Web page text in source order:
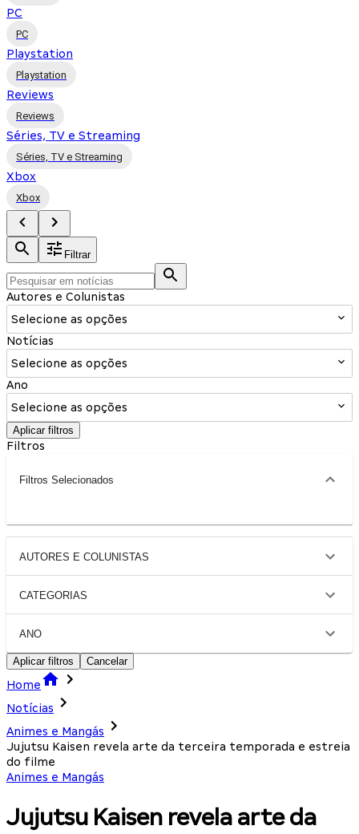
PC
PC
Playstation
Playstation
Reviews
Reviews
Séries, TV e Streaming
Séries, TV e Streaming
Xbox
Xbox
Filtrar
Autores e Colunistas
Selecione as opções
Notícias
Selecione as opções
Ano
Selecione as opções
Aplicar filtros
Filtros
Filtros Selecionados
AUTORES E COLUNISTAS
CATEGORIAS
ANO
Aplicar filtros Cancelar
Home
Notícias
Animes e Mangás
Jujutsu Kaisen revela arte da terceira temporada e estreia
do filme
Animes e Mangás
Jujutsu Kaisen revela arte da